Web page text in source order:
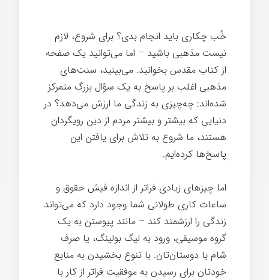
خُب چکاری باید انجام بدی؟ برای شروع، لازم
نیست مذهبی باشید – اما می‌توانید یک صفحه
از کتاب مقدس بخوانید. می‌بینید، سنت‌های
مذهبی اغلب بر پاسخ به یک سؤال بزرگ متمرکز
شده‌اند: چه‌چیزی به زندگی ما ارزش می‌دهد؟ در
دنیایی که بیشتر و بیشتر مردم از دین رویگردان
هستند، ما شروع به تلاش برای یافتن این
پاسخ‌ها کرده‌ایم.
اما چیزهای زیادی فراتر از اندازه فیش حقوق و
ساعات کاری طولانی شما وجود دارد که می‌تواند
زندگی را ارزشمند کند – مانند پیوستن به یک
گروه موسیقی، ورود به لیگ بولینگ، یا صرف
شام با دوستان‌تان. با تنوع بخشیدن به منابع
خودتان برای رسیدن به موفقیت فراتر از کار با